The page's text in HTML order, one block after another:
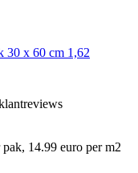
30 x 60 cm 1,62
14.99 euro per m2